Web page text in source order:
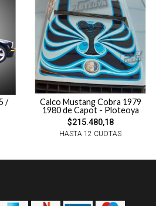
/
Calco Mustang Cobra 1979
1980 de Capot - Ploteoya
$215.480,18
HASTA 12 CUOTAS